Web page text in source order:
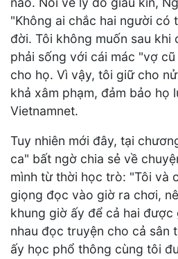
"Không ai chắc hai người có
đời. Tôi không muốn sau khi
phải sống với cái mác "vợ
cho họ. Vì vậy, tôi giữ cho
khả xâm phạm, đảm bảo họ
Vietnamnet.
Tuy nhiên mới đây, tại
ca" bất ngờ chia sẻ về
mình từ thời học trò: "Tôi và
giọng đọc vào giờ ra chơi,
khung giờ ấy để cả hai được
nhau đọc truyện cho cả sân
ấy học phổ thông cùng tôi